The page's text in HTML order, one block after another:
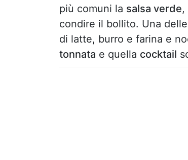
più comuni la salsa verde,
condire il bollito. Una delle
di latte, burro e farina e
tonnata e quella cocktail